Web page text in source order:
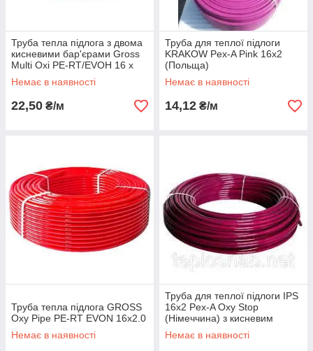
Труба тепла підлога з двома
кисневими бар'єрами Gross
Multi Oxi PE-RT/EVOH 16 х
2.0 (Чехія)
Немає в наявності
22,50 ₴/м
Труба для теплої підлоги
KRAKOW Pex-A Pink 16x2
(Польща)
Немає в наявності
14,12 ₴/м
Труба тепла підлога GROSS
Oxy Pipe PE-RT EVON 16x2.0
Немає в наявності
Труба для теплої підлоги IPS
16х2 Pex-A Oxy Stop
(Німеччина) з кисневим
бар'єром
Немає в наявності